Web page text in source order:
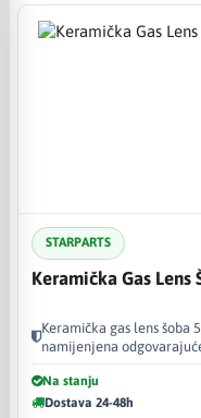
STARPARTS
Keramička Gas Lens
Keramička gas lens šoba
namijenjena
Na stanju
Dostava 24-48h